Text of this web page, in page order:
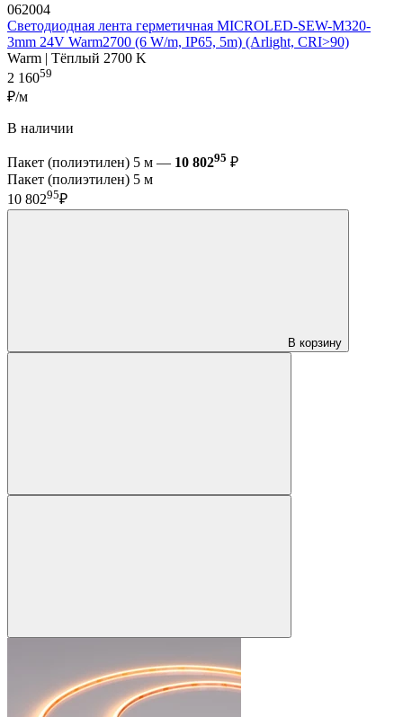
062004
Светодиодная лента герметичная MICROLED-SEW-M320-
3mm 24V Warm2700 (6 W/m, IP65, 5m) (Arlight, CRI>90)
Warm | Тёплый 2700 K
2 16059
₽/м
В наличии
Пакет (полиэтилен) 5 м — 10 80295 ₽
Пакет (полиэтилен) 5 м
10 80295₽
В корзину